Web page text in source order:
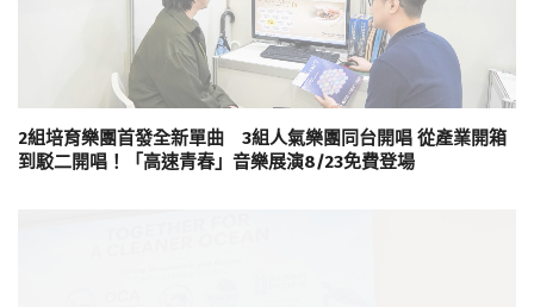
2組培育樂團首發全新單曲 3組人氣樂團同台開唱 從產業開箱
到駁二開唱！「高速青春」音樂展演8/23免費登場